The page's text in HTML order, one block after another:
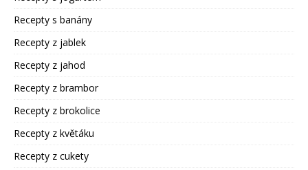
Recepty s banány
Recepty z jablek
Recepty z jahod
Recepty z brambor
Recepty z brokolice
Recepty z květáku
Recepty z cukety